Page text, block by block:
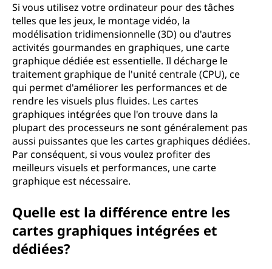
Si vous utilisez votre ordinateur pour des tâches
telles que les jeux, le montage vidéo, la
modélisation tridimensionnelle (3D) ou d'autres
activités gourmandes en graphiques, une carte
graphique dédiée est essentielle. Il décharge le
traitement graphique de l'unité centrale (CPU), ce
qui permet d'améliorer les performances et de
rendre les visuels plus fluides. Les cartes
graphiques intégrées que l'on trouve dans la
plupart des processeurs ne sont généralement pas
aussi puissantes que les cartes graphiques dédiées.
Par conséquent, si vous voulez profiter des
meilleurs visuels et performances, une carte
graphique est nécessaire.
Quelle est la différence entre les
cartes graphiques intégrées et
dédiées?